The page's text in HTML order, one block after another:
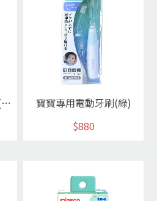
寶寶專用電動牙刷刷頭(2入)
寶寶專用電動牙刷(綠)
$880